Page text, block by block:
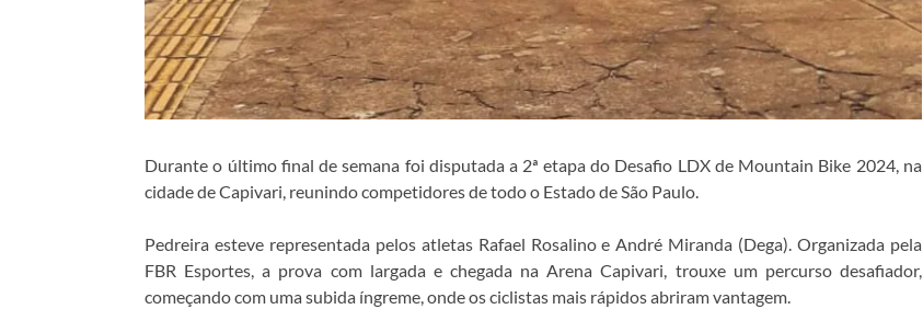
Durante o último final de semana foi disputada a 2ª etapa do Desafio LDX de Mountain Bike 2024, na
cidade de Capivari, reunindo competidores de todo o Estado de São Paulo.
Pedreira esteve representada pelos atletas Rafael Rosalino e André Miranda (Dega). Organizada pela
FBR Esportes, a prova com largada e chegada na Arena Capivari, trouxe um percurso desafiador,
começando com uma subida íngreme, onde os ciclistas mais rápidos abriram vantagem.